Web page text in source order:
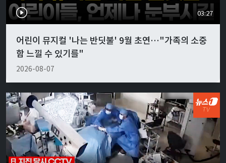
03:27
어린이 뮤지컬 '나는 반딧불' 9월 초연…"가족의 소중
함 느낄 수 있기를"
2026-08-07